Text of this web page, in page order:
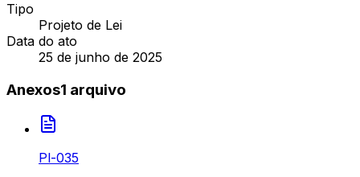
Tipo
Projeto de Lei
Data do ato
25 de junho de 2025
Anexos1 arquivo
Pl-035